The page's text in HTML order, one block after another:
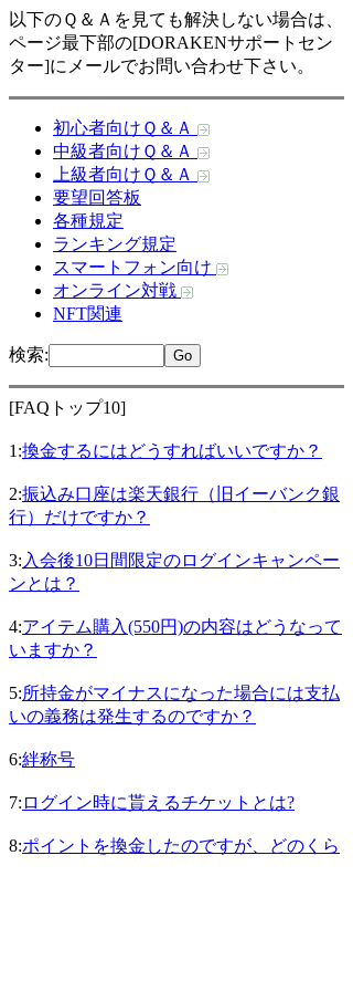
以下のＱ＆Ａを見ても解決しない場合は、
ページ最下部の[DORAKENサポートセン
ター]にメールでお問い合わせ下さい。
初心者向けＱ＆Ａ
中級者向けＱ＆Ａ
上級者向けＱ＆Ａ
要望回答板
各種規定
ランキング規定
スマートフォン向け
オンライン対戦
NFT関連
検索:
[FAQトップ10]
1:換金するにはどうすればいいですか？
2:振込み口座は楽天銀行（旧イーバンク銀
行）だけですか？
3: 入会後10日間限定のログインキャンペー
ンとは？
4:アイテム購入(550円)の内容はどうなって
いますか？
5:所持金がマイナスになった場合には支払
いの義務は発生するのですか？
6:絆称号
7: ログイン時に貰えるチケットとは?
8:ポイントを換金したのですが、どのくら